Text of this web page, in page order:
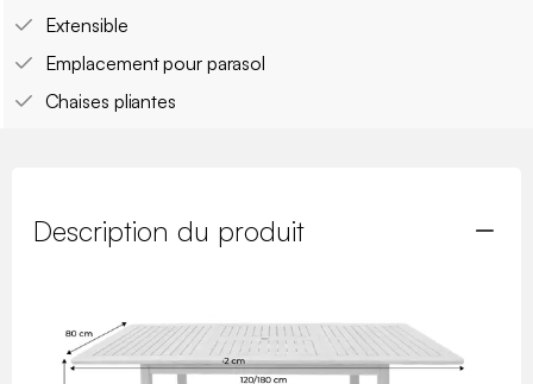
Extensible
Emplacement pour parasol
Chaises pliantes
Description du produit